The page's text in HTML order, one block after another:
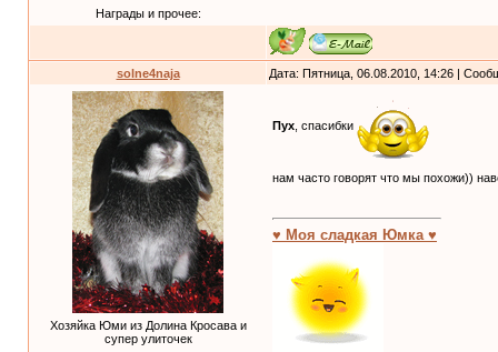
Награды и прочее:
solne4naja Дата: Пятница, 06.08.2010, 14:26 |
Хозяйка Юми из Долина Кросава и
супер улиточек
Пух , спасибки
нам часто говорят что мы похожи))
♥ Моя сладкая Юмка ♥